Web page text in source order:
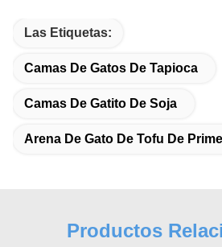
Las Etiquetas:
Camas De Gatos De Tapioca
Camas De Gatito De Soja
Arena De Gato De Tofu De
Productos